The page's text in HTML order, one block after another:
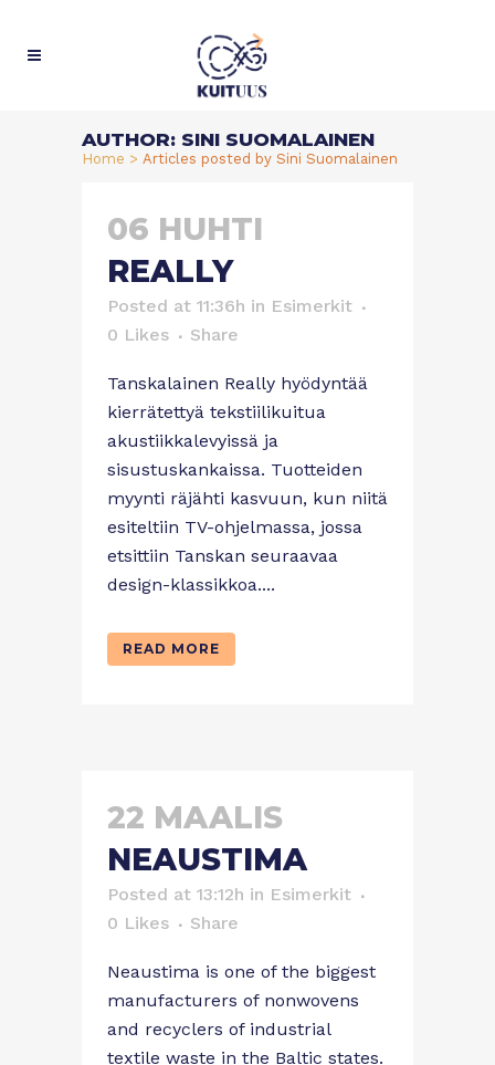
AUTHOR: SINI SUOMALAINEN
Home > Articles posted by Sini Suomalainen
06 HUHTI
REALLY
Posted at 11:36h in Esimerkit
0 Likes Share
Tanskalainen Really hyödyntää
kierrätettyä tekstiilikuitua
akustiikkalevyissä ja
sisustuskankaissa. Tuotteiden
myynti räjähti kasvuun, kun niitä
esiteltiin TV-ohjelmassa, jossa
etsittiin Tanskan seuraavaa
design-klassikkoa....
READ MORE
22 MAALIS
NEAUSTIMA
Posted at 13:12h in Esimerkit
0 Likes Share
Neaustima is one of the biggest
manufacturers of nonwovens
and recyclers of industrial
textile waste in the Baltic states.